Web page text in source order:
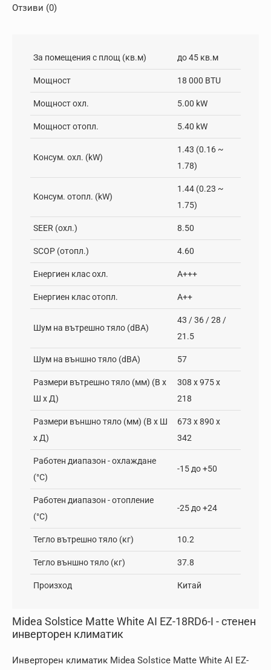
Отзиви (0)
За помещения с площ (кв.м) до 45 кв.м
Мощност 18 000 BTU
Мощност охл. 5.00 kW
Мощност отопл. 5.40 kW
Консум. охл. (kW)
1.43 (0.16 ~
1.78)
Консум. отопл. (kW)
1.44 (0.23 ~
1.75)
SEER (охл.) 8.50
SCOP (отопл.) 4.60
Енергиен клас охл. A+++
Енергиен клас отопл. А++
Шум на вътрешно тяло (dBA)
43 / 36 / 28 /
21.5
Шум на външно тяло (dBA) 57
Размери вътрешно тяло (мм) (В х
Ш х Д)
308 x 975 x
218
Размери външно тяло (мм) (В х Ш
х Д)
673 х 890 х
342
Работен диапазон - oхлаждане
(°C)
-15 до +50
Работен диапазон - отопление
(°C)
-25 до +24
Тегло вътрешно тяло (кг) 10.2
Тегло външно тяло (кг) 37.8
Произход Китай
Midea Solstice Matte White AI EZ-18RD6-I - стенен
инверторен климатик
Инверторен климатик Midea Solstice Matte White AI EZ-